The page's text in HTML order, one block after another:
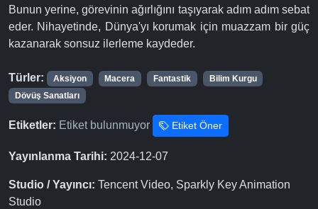
Bunun yerine, görevinin ağırlığını taşıyarak adım adım sebat
eder. Nihayetinde, Dünya'yı korumak için muazzam bir güç
kazanarak sonsuz ilerleme kaydeder.
Türler: Aksiyon Macera Fantastik
Bilim Kurgu
Dövüş Sanatları
Etiketler: Etiket bulunmuyor Etiket Öner
Yayınlanma Tarihi: 2024-12-07
Studio / Yayıncı: Tencent Video, Sparkly Key Animation
Studio